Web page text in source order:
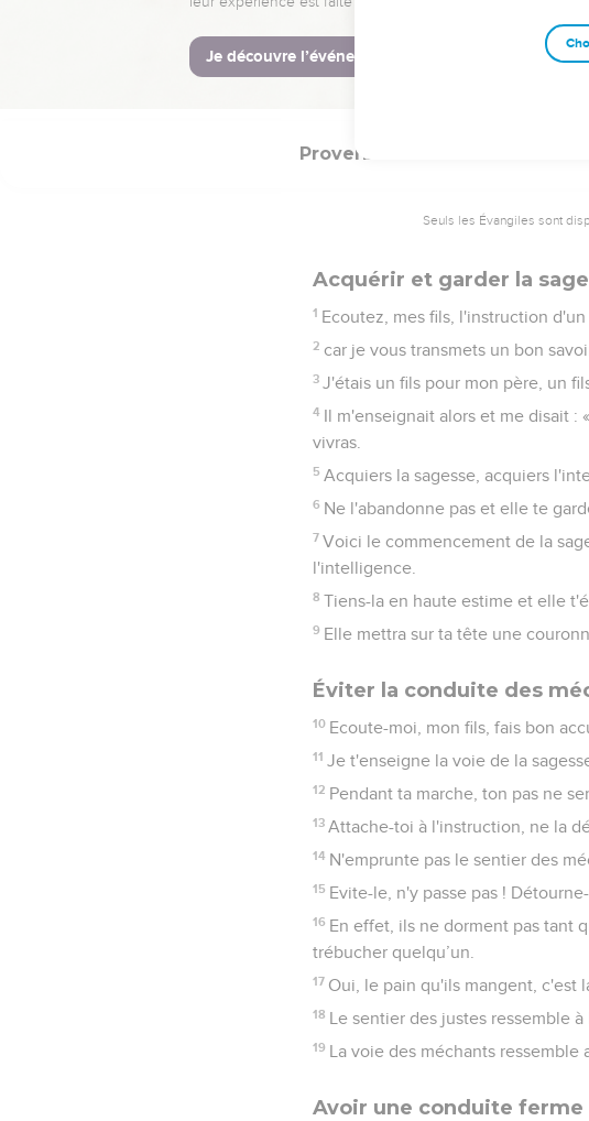
La malédiction de l'Eternel
34 *Il se moque des moqueurs, mais
Les sages hériteront de la
Proverbes
Seuls les Évangiles sont
Acquérir et garder la
1 Ecoutez, mes fils, l'instruction
2 car je vous transmets un bon
3 J'étais un fils pour mon père, un
4 Il m'enseignait alors et me disait :
vivras.
5 Acquiers la sagesse, acquiers
6 Ne l'abandonne pas et elle te
7 Voici le commencement de la
l'intelligence.
8 Tiens-la en haute estime et elle
9 Elle mettra sur ta tête une
Éviter la conduite des
10 Ecoute-moi, mon fils, fais bon
11 Je t'enseigne la voie de la
12 Pendant ta marche, ton pas ne
13 Attache-toi à l'instruction, ne la
14 N'emprunte pas le sentier des
15 Evite-le, n'y passe pas !
16 En effet, ils ne dorment pas tant
trébucher quelqu’un.
17 Oui, le pain qu'ils mangent, c'est
18 Le sentier des justes ressemble
19 La voie des méchants ressemble
Avoir une conduite ferme